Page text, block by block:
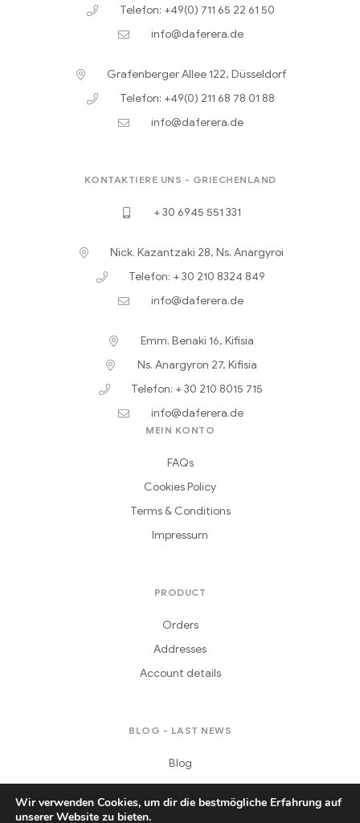
Telefon: +49(0) 711 65 22 61 50
info@daferera.de
Grafenberger Allee 122, Düsseldorf
Telefon: +49(0) 211 68 78 01 88
info@daferera.de
KONTAKTIERE UNS - GRIECHENLAND
+ 30 6945 551 331
Nick. Kazantzaki 28, Ns. Anargyroi
Telefon: + 30 210 8324 849
info@daferera.de
Emm. Benaki 16, Kifisia
Ns. Anargyron 27, Kifisia
Telefon: + 30 210 8015 715
info@daferera.de
MEIN KONTO
FAQs
Cookies Policy
Terms & Conditions
Impressum
PRODUCT
Orders
Addresses
Account details
BLOG - LAST NEWS
Blog
Wir verwenden Cookies, um dir die bestmögliche Erfahrung auf
unserer Website zu bieten.